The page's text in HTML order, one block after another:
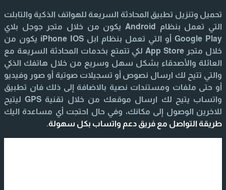
تحميل وتنزيل تطبيق المحادثة السريعة للهواتف الذكية والتابلت
التي تعمل بنظام Android يكون من خلال متجر جوجل بلاي
Google Play أو التي تعمل بنظام ابل iPhone IOS يكون من
خلال متجر App Store لكي تتمتع بخدمات المحادثة السريعة مع
العائلة والأصدقاء بشكل سهل وسريع من خلال هاتفك الذكي
والتي تتيح لك ارسال نصوص أو تسجيلات صوتية أو صور وفيديو
أو حتى ملفات ومستندات نصية بالاضافة إلى ذلك فان تطبيق
واتساب يتيح لك ارسال موقعك من خلال تقنية GPS ليتيح
للاخرين الوصول إلى مكانك، وفي حال احتجت أي مساعدة اليك
طريقة التواصل مع فريق دعم واتساب بكل سهولة.